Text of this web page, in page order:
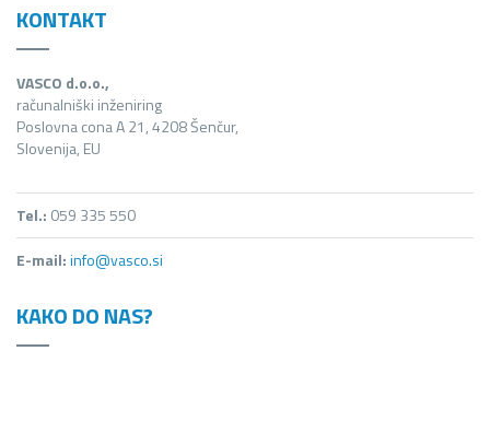
KONTAKT
VASCO d.o.o.,
računalniški inženiring
Poslovna cona A 21, 4208 Šenčur,
Slovenija, EU
Tel.: 059 335 550
E-mail:info@vasco.si
KAKO DO NAS?